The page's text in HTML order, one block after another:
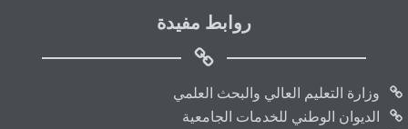
روابط مفيدة
وزارة التعليم العالي والبحث العلمي
الديوان الوطني للخدمات الجامعية